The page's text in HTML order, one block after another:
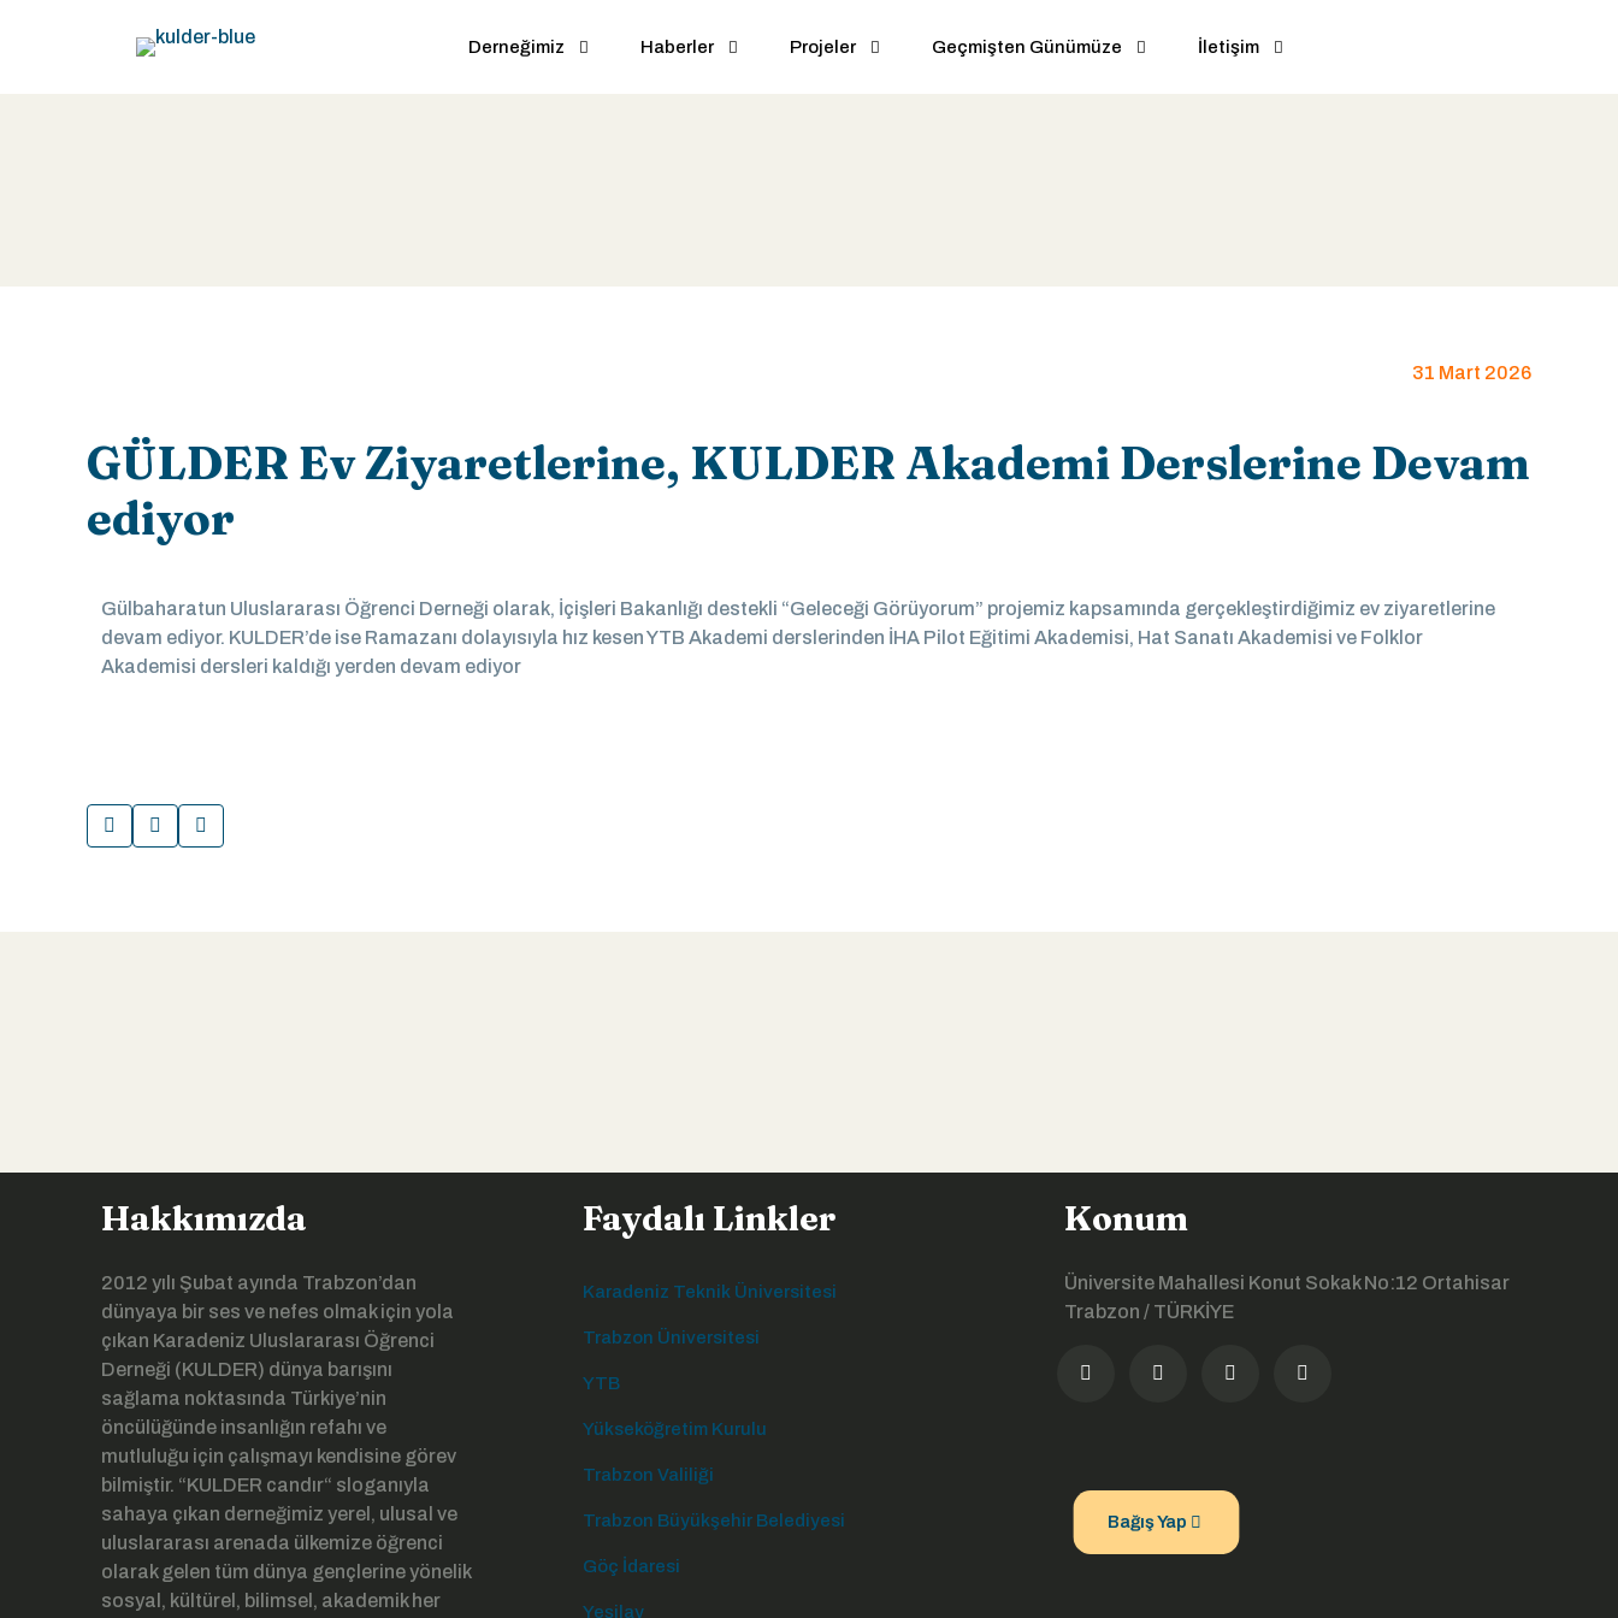
Derneğimiz Haberler Projeler Geçmişten Günümüze İletişim
31 Mart 2026
GÜLDER Ev Ziyaretlerine, KULDER Akademi Derslerine Devam
ediyor
Gülbaharatun Uluslararası Öğrenci Derneği olarak, İçişleri Bakanlığı destekli “Geleceği Görüyorum” projemiz kapsamında gerçekleştirdiğimiz ev ziyaretlerine
devam ediyor. KULDER’de ise Ramazanı dolayısıyla hız kesen YTB Akademi derslerinden İHA Pilot Eğitimi Akademisi, Hat Sanatı Akademisi ve Folklor
Akademisi dersleri kaldığı yerden devam ediyor
Hakkımızda
2012 yılı Şubat ayında Trabzon’dan
dünyaya bir ses ve nefes olmak için yola
çıkan Karadeniz Uluslararası Öğrenci
Derneği (KULDER) dünya barışını
sağlama noktasında Türkiye’nin
öncülüğünde insanlığın refahı ve
mutluluğu için çalışmayı kendisine görev
bilmiştir. “KULDER candır“ sloganıyla
sahaya çıkan derneğimiz yerel, ulusal ve
uluslararası arenada ülkemize öğrenci
olarak gelen tüm dünya gençlerine yönelik
sosyal, kültürel, bilimsel, akademik her
Faydalı Linkler
Karadeniz Teknik Üniversitesi
Trabzon Üniversitesi
YTB
Yükseköğretim Kurulu
Trabzon Valiliği
Trabzon Büyükşehir Belediyesi
Göç İdaresi
Yeşilay
Konum
Üniversite Mahallesi Konut Sokak No:12 Ortahisar
Trabzon / TÜRKİYE
Bağış Yap